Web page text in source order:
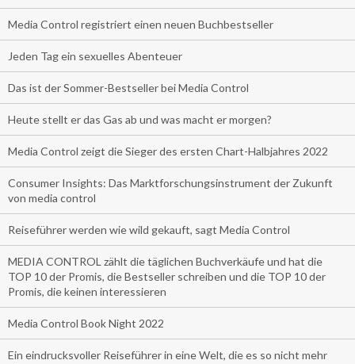
Media Control registriert einen neuen Buchbestseller
Jeden Tag ein sexuelles Abenteuer
Das ist der Sommer-Bestseller bei Media Control
Heute stellt er das Gas ab und was macht er morgen?
Media Control zeigt die Sieger des ersten Chart-Halbjahres 2022
Consumer Insights: Das Marktforschungsinstrument der Zukunft
von media control
Reiseführer werden wie wild gekauft, sagt Media Control
MEDIA CONTROL zählt die täglichen Buchverkäufe und hat die
TOP 10 der Promis, die Bestseller schreiben und die TOP 10 der
Promis, die keinen interessieren
Media Control Book Night 2022
Ein eindrucksvoller Reiseführer in eine Welt, die es so nicht mehr